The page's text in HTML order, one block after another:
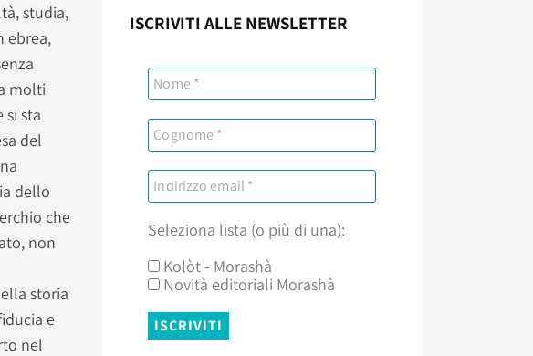
studia,
ebrea,
molti
si sta
del
dello
che
non
storia
e
nel
ISCRIVITI ALLE NEWSLETTER
Seleziona lista (o più di una):
Kolòt - Morashà
Novità editoriali Morashà